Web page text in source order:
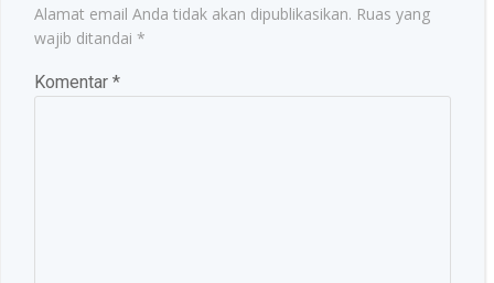
Alamat email Anda tidak akan dipublikasikan. Ruas yang
wajib ditandai *
Komentar *